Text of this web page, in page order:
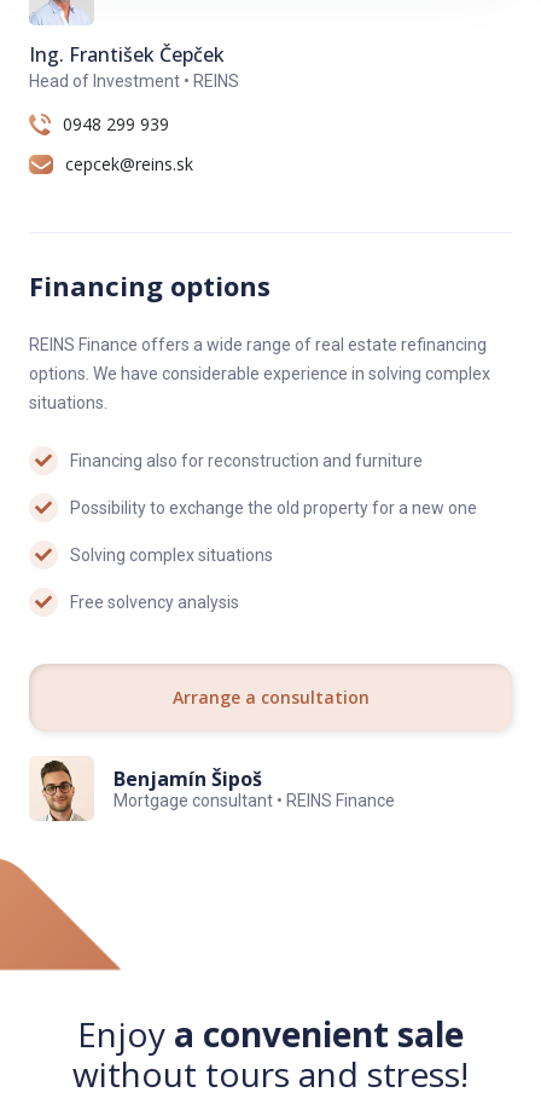
Ing. František Čepček
Head of Investment • REINS
0948 299 939
cepcek@reins.sk
Financing options
REINS Finance offers a wide range of real estate refinancing
options. We have considerable experience in solving complex
situations.
Financing also for reconstruction and furniture
Possibility to exchange the old property for a new one
Solving complex situations
Free solvency analysis
Arrange a consultation
Benjamín Šipoš
Mortgage consultant • REINS Finance
Enjoy a convenient sale
without tours and stress!